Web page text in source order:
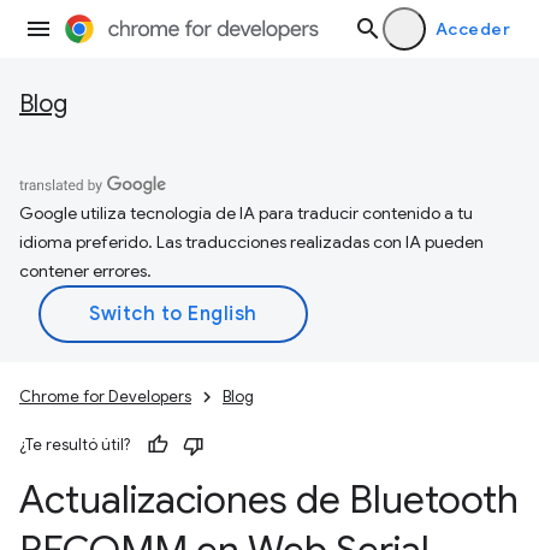
Acceder
Blog
Google utiliza tecnología de IA para traducir contenido a tu
idioma preferido. Las traducciones realizadas con IA pueden
contener errores.
Chrome for Developers Blog
¿Te resultó útil?
Actualizaciones de Bluetooth